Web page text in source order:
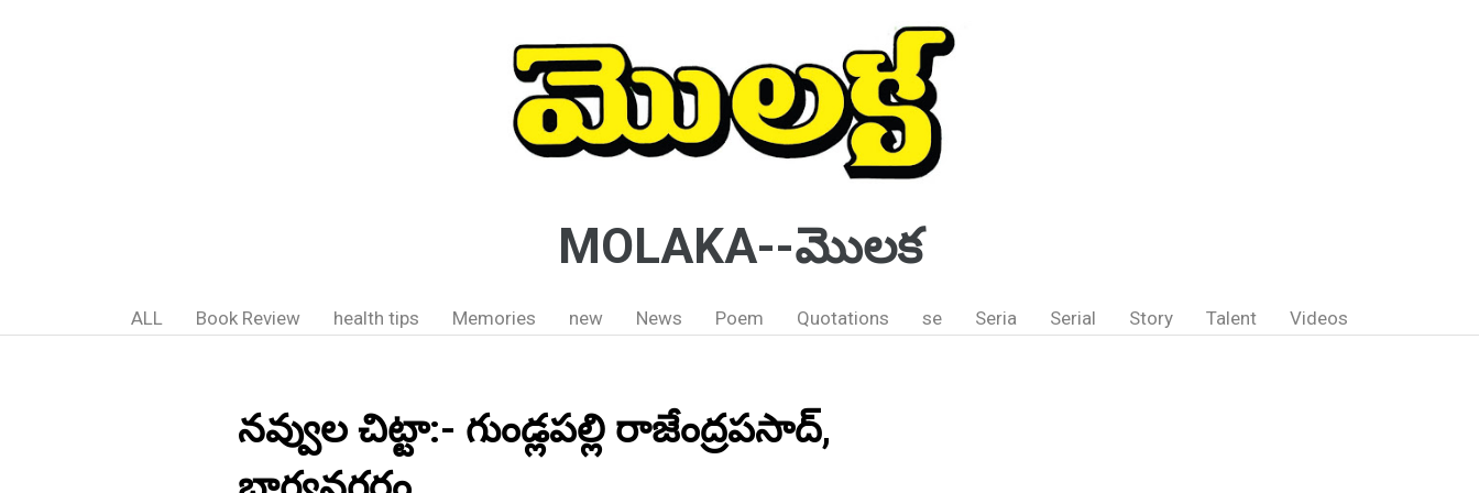
MOLAKA--మొలక
ALL Book Review health tips Memories new News Poem Quotations se Seria Serial Story Talent Videos
నవ్వుల చిట్టా:- గుండ్లపల్లి రాజేంద్రపసాద్,